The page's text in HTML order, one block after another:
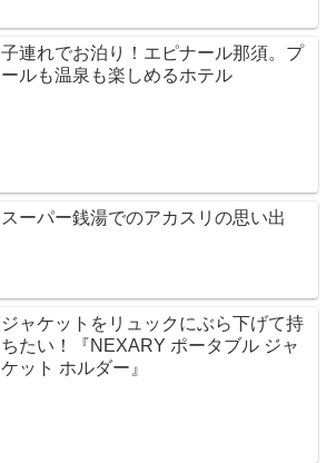
子連れでお泊り！エピナール那須。プ
ールも温泉も楽しめるホテル
スーパー銭湯でのアカスリの思い出
ジャケットをリュックにぶら下げて持
ちたい！『NEXARY ポータブル ジャ
ケット ホルダー』